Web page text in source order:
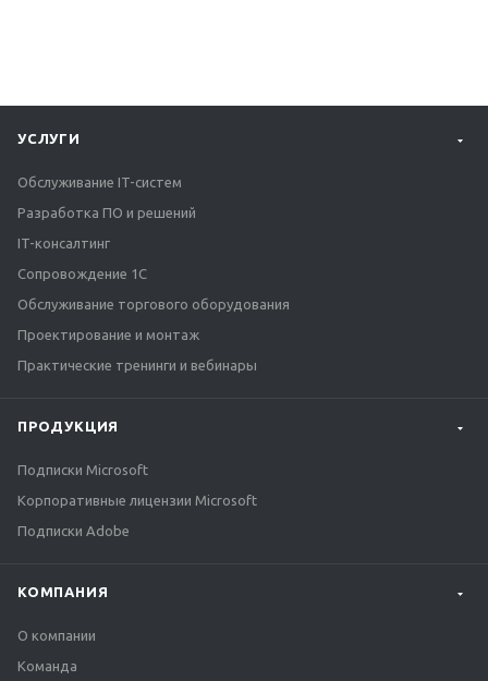
УСЛУГИ
Обслуживание IT-систем
Разработка ПО и решений
IT-консалтинг
Сопровождение 1С
Обслуживание торгового оборудования
Проектирование и монтаж
Практические тренинги и вебинары
ПРОДУКЦИЯ
Подписки Microsoft
Корпоративные лицензии Microsoft
Подписки Adobe
КОМПАНИЯ
О компании
Команда